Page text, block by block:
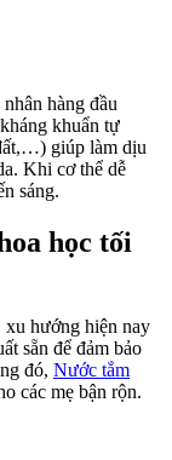
hàng đầu
khuẩn tự
giúp làm dịu
Khi cơ thể dễ
sáng.
học tối
xu hướng hiện nay
sẵn để đảm bảo
đó, Nước tắm
các mẹ bận rộn.